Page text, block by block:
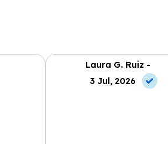
Laura G. Ruiz -
3 Jul, 2026